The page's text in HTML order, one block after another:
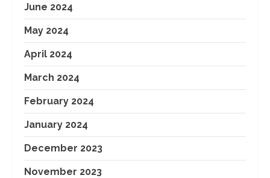
June 2024
May 2024
April 2024
March 2024
February 2024
January 2024
December 2023
November 2023